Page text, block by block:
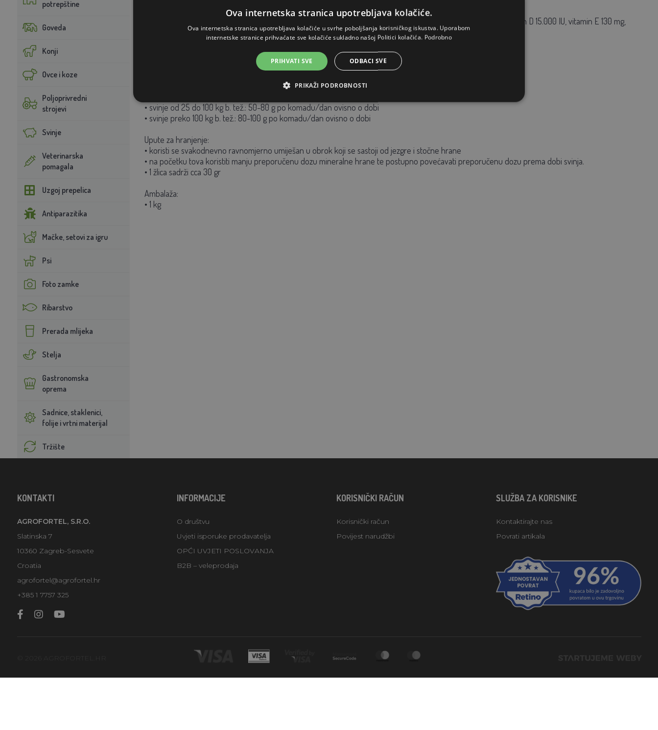
potrepštine
Goveda
Konji
Ovce i koze
Poljoprivredni
strojevi
Svinje
Veterinarska
pomagala
Uzgoj prepelica
Antiparazitika
Mačke, setovi za igru
Psi
Foto zamke
Ribarstvo
Prerada mlijeka
Stelja
Gastronomska
oprema
Sadnice, staklenici,
folije i vrtni materijal
Tržište
Bakar 520 mg, željezo 2270 mg, cink 2000 mg, mangan 800 mg, jod 13 mg, selen 4 mg, vitamin A 130.000 IU, vitamin D 15.000 IU, vitamin E 130 mg,
vitamin B2 80 mg, vitamin B12 300 µg, niacinamid 50 mg, E320 12,5 mg, E321 55 mg
• svinje od 25 do 100 kg b. tež.: 50-80 g po komadu/dan ovisno o dobi
• svinje preko 100 kg b. tež.: 80-100 g po komadu/dan ovisno o dobi
Upute za hranjenje:
• koristi se svakodnevno ravnomjerno umiješan u obrok koji se sastoji od jezgre i stočne hrane
• na početku tova koristiti manju preporučenu dozu mineralne hrane te postupno povećavati preporučenu dozu prema dobi svinja.
• 1 žlica sadrži cca 30 gr
Ambalaža:
• 1 kg
KONTAKTI
AGROFORTEL, S.R.O.
Slatinska 7
10360 Zagreb-Sesvete
Croatia
agrofortel@agrofortel.hr
+385 1 7757 325
INFORMACIJE
O društvu
Uvjeti isporuke prodavatelja
OPĆI UVJETI POSLOVANJA
B2B – veleprodaja
KORISNIČKI RAČUN
Korisnički račun
Povijest narudžbi
SLUŽBA ZA KORISNIKE
Kontaktirajte nas
Povrati artikala
Ova internetska stranica upotrebljava kolačiće.
Ova internetska stranica upotrebljava kolačiće u svrhe poboljšanja korisničkog iskustva. Uporabom
internetske stranice prihvaćate sve kolačiće sukladno našoj Politici kolačića. Podrobno
PRIHVATI SVE ODBACI SVE
PRIKAŽI PODROBNOSTI